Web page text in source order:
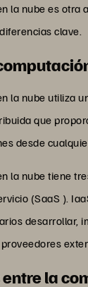
la nube es otra
clave.
la nube utiliza
que
desde
la nube tiene
(SaaS ).
desarrollar,
la